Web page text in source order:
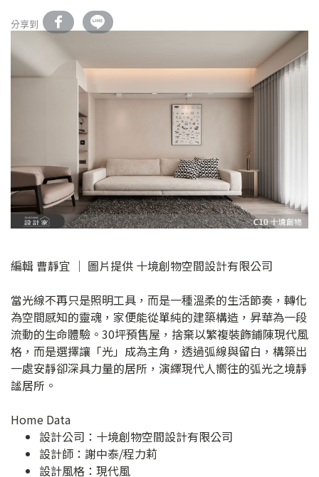
分享到
編輯 曹靜宜 │ 圖片提供 十境創物空間設計有限公司
當光線不再只是照明工具，而是一種溫柔的生活節奏，轉化
為空間感知的靈魂，家便能從單純的建築構造，昇華為一段
流動的生命體驗。30坪預售屋，捨棄以繁複裝飾鋪陳現代風
格，而是選擇讓「光」成為主角，透過弧線與留白，構築出
一處安靜卻深具力量的居所，演繹現代人嚮往的弧光之境靜
謐居所。
Home Data
設計公司： 十境創物空間設計有限公司
設計師：謝中泰/程力莉
設計風格：現代風